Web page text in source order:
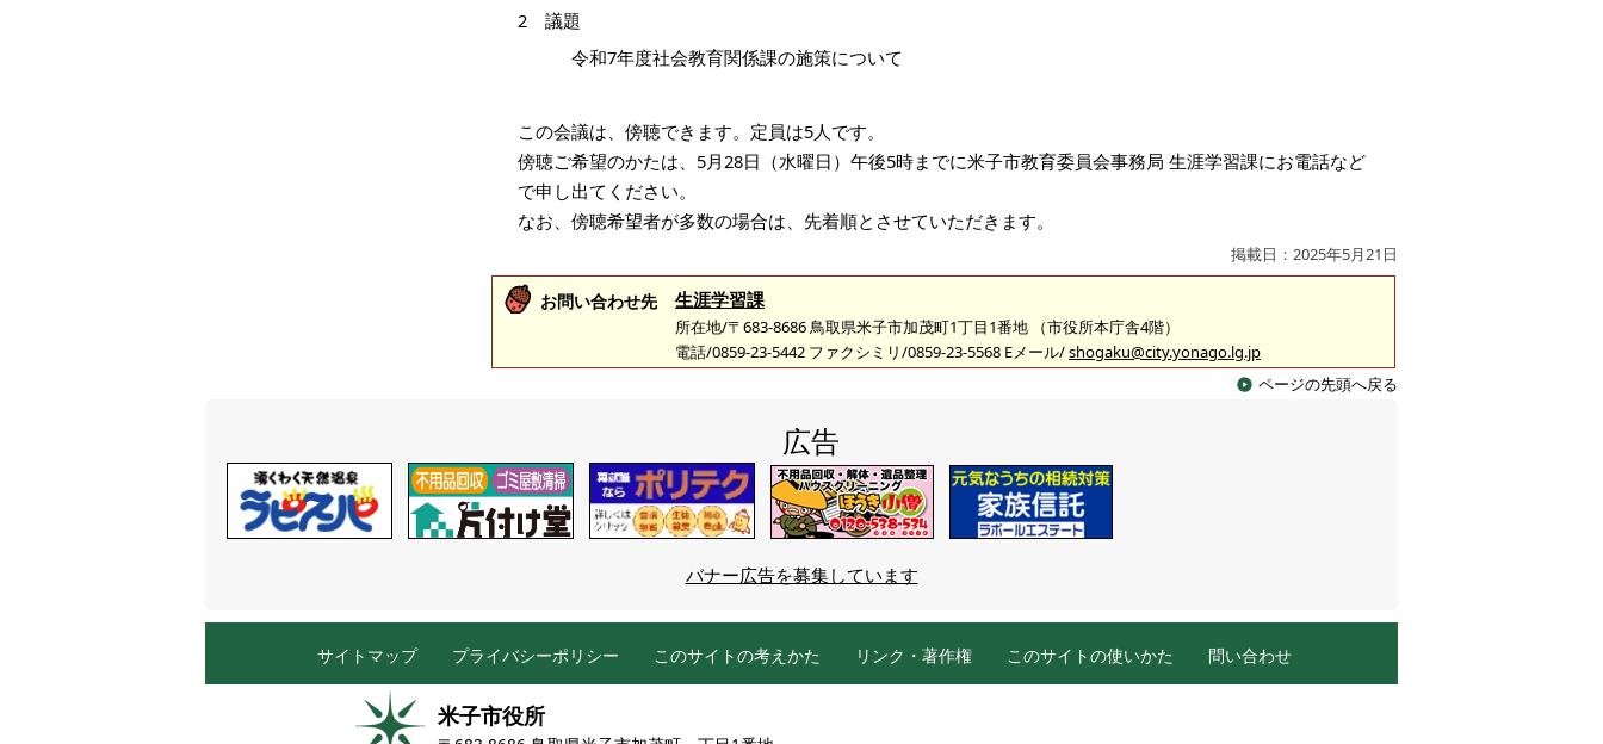
2 議題
令和7年度社会教育関係課の施策について
この会議は、傍聴できます。定員は5人です。
傍聴ご希望のかたは、5月28日（水曜日）午後5時までに米子市教育委員会事務局 生涯学習課にお電話など
で申し出てください。
なお、傍聴希望者が多数の場合は、先着順とさせていただきます。
掲載日：2025年5月21日
お問い合わせ先 生涯学習課
所在地/〒683-8686 鳥取県米子市加茂町1丁目1番地 （市役所本庁舎4階）
電話/0859-23-5442 ファクシミリ/0859-23-5568 Eメール/shogaku@city.yonago.lg.jp
ページの先頭へ戻る
広告
バナー広告を募集しています
サイトマップ プライバシーポリシー このサイトの考えかた リンク・著作権 このサイトの使いかた 問い合わせ
米子市役所